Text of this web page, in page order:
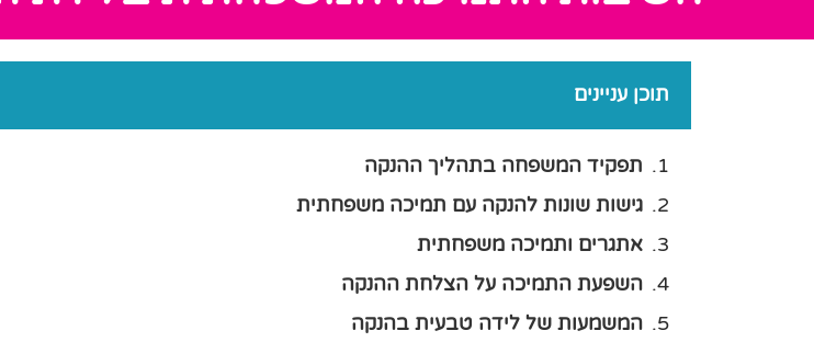
תוכן עניינים
תפקיד המשפחה בתהליך ההנקה
גישות שונות להנקה עם תמיכה משפחתית
אתגרים ותמיכה משפחתית
השפעת התמיכה על הצלחת ההנקה
המשמעות של לידה טבעית בהנקה